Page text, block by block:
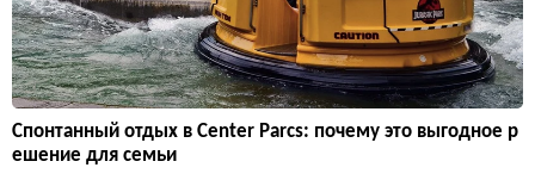
Спонтанный отдых в Center Parcs: почему это выгодное р
ешение для семьи